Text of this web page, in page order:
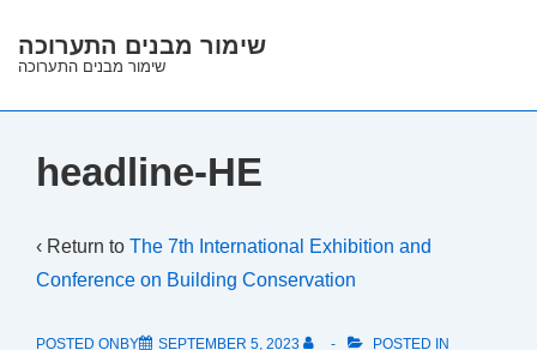
Skip
Main
שימור מבנים התערוכה
שימור מבנים התערוכה
headline-HE
‹ Return to The 7th International Exhibition and
Conference on Building Conservation
POSTED ONBY SEPTEMBER 5, 2023 POSTED IN